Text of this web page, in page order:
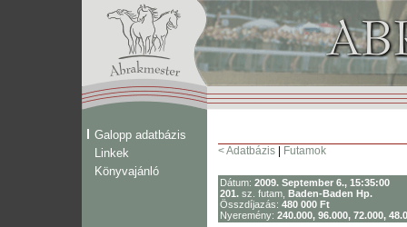
Galopp adatbázis
Linkek
Könyvajánló
< Adatbázis Futamok
Dátum: 2009. September 6., 15:35:00
201. sz. futam, Baden-Baden Hp.
Összdíjazás: 480 000 Ft
Nyeremény: 240.000, 96.000, 72.000,